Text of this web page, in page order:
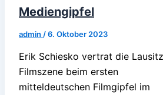
Mediengipfel
admin /6. Oktober 2023
Erik Schiesko vertrat die
Filmszene beim ersten
mitteldeutschen Filmgipfel im